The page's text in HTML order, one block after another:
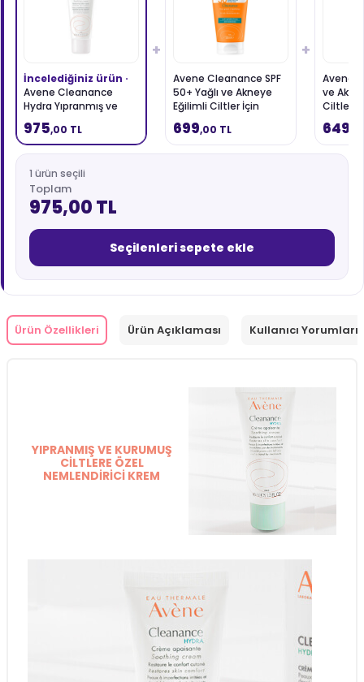
İncelediğiniz ürün ·
Avene Cleanance
Hydra Yıpranmış ve
Kuru Ciltler için Yoğun
Bakım Kremi 40 ml
975,00 TL
+
Avene Cleanance SPF
50+ Yağlı ve Akneye
Eğilimli Ciltler İçin
Güneş Kremi 50 ml
699,00 TL
+
Avene
ve
Ciltler
Yüz
400 ml
649
1 ürün seçili
Toplam
975,00 TL
Seçilenleri sepete ekle
Ürün Özellikleri Ürün Açıklaması Kullanıcı Yorumları
YIPRANMIŞ VE KURUMUŞ
CİLTLERE ÖZEL
NEMLENDİRİCİ KREM